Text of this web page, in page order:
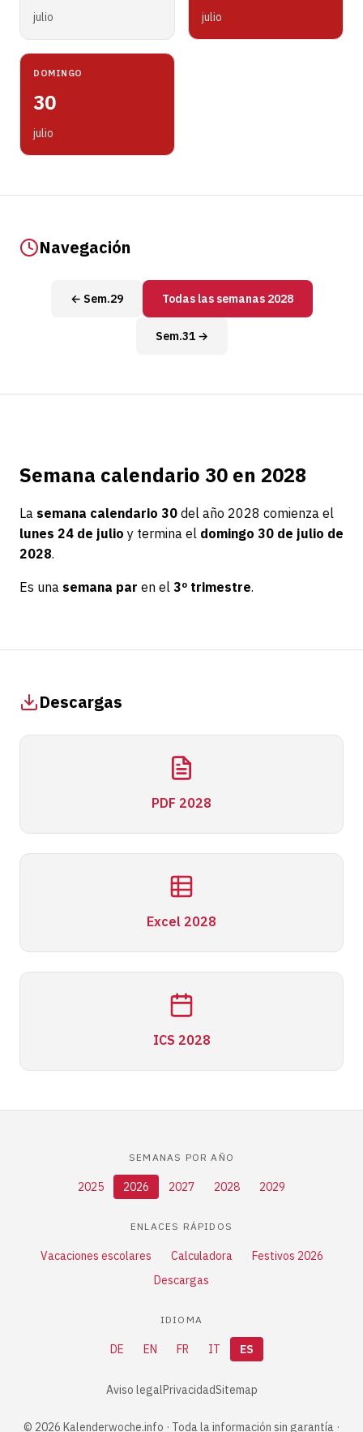
julio julio
DOMINGO
30
julio
Navegación
← Sem.29 Todas las semanas 2028
Sem.31 →
Semana calendario 30 en 2028
La semana calendario 30 del año 2028 comienza el
lunes 24 de julio y termina el domingo 30 de julio de
2028.
Es una semana par en el 3º trimestre.
Descargas
PDF 2028
Excel 2028
ICS 2028
SEMANAS POR AÑO
2025 2026 2027 2028 2029
ENLACES RÁPIDOS
Vacaciones escolares Calculadora
Festivos 2026
Descargas
IDIOMA
DE EN FR IT ES
Aviso legalPrivacidadSitemap
© 2026 Kalenderwoche.info · Toda la información sin garantía ·